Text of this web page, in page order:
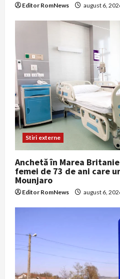
Editor RomNews august 6,
Stiri externe
Anchetă în Marea
femei de 73 de ani care
Mounjaro
Editor RomNews august 6,